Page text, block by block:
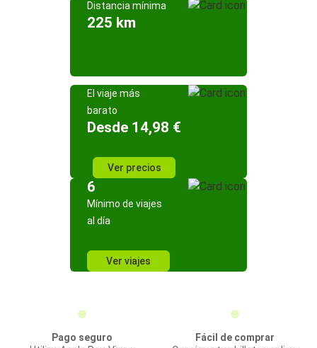
Distancia mínima
225 km
El viaje más
barato
Desde 14,98 €
Ver precios
6
Mínimo de viajes
al día
Ver viajes
Pago seguro
Fácil de comprar